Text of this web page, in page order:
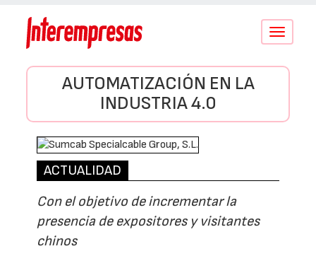
Conmutar
AUTOMATIZACIÓN EN LA
INDUSTRIA 4.0
ACTUALIDAD
Con el objetivo de incrementar la
presencia de expositores y visitantes
chinos